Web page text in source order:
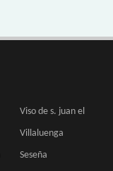
Viso de s. juan el
Villaluenga
Seseña